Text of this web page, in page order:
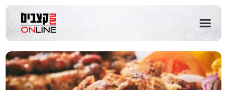
שִׂים
בְּאֲתָר
זֶה
מַעֲרֶכֶת
נָגִישׁ
בִּקְלִיק
הַמְּסַיַּעַת